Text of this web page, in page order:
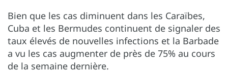
Bien que les cas diminuent dans les Caraïbes,
Cuba et les Bermudes continuent de signaler des
taux élevés de nouvelles infections et la Barbade
a vu les cas augmenter de près de 75% au cours
de la semaine dernière.